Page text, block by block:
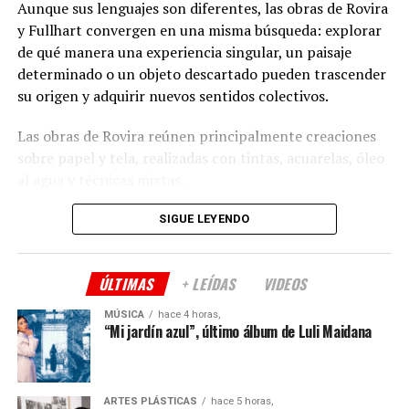
colaboración de la Fundación Fortabat y la Universidad
Católica de La Plata.
(Fuente: Prensa Municipalidad de La Plata)
Aunque sus lenguajes son diferentes, las obras de Rovira
y Fullhart convergen en una misma búsqueda: explorar
de qué manera una experiencia singular, un paisaje
determinado o un objeto descartado pueden trascender
su origen y adquirir nuevos sentidos colectivos.
Las obras de Rovira reúnen principalmente creaciones
sobre papel y tela, realizadas con tintas, acuarelas, óleo
Entre las piezas que integran la muestra se
Mis montañas, AñosoyCielo cóncavo.
La propuesta de Fullhart, por su parte, fue construida a
partir de materiales recuperados y objetos que
perdieron su función original, con técnicas de
ensamblaje, intervención y reutilización para otorgarles
SIGUE LEYENDO
ÚLTIMAS + LEÍDAS VIDEOS
MÚSICA hace 4 horas,
“Mi jardín azul”, último álbum de Luli Maidana
ARTES PLÁSTICAS hace 5 horas,